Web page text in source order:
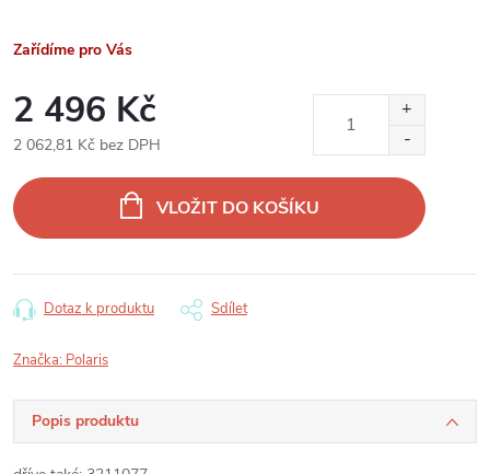
Zařídíme pro Vás
2 496 Kč
2 062,81 Kč bez DPH
cena:
VLOŽIT DO KOŠÍKU
Dotaz k produktu Sdílet
Značka: Polaris
Popis produktu